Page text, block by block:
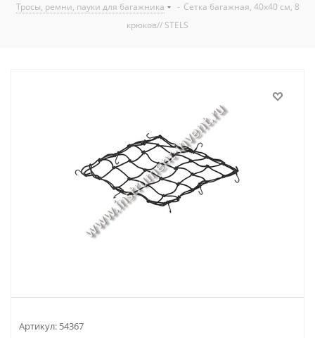
Тросы, ремни, пауки для багажника
- Сетка багажная, 40х40 см, 8
крюков// STELS
Артикул: 54367